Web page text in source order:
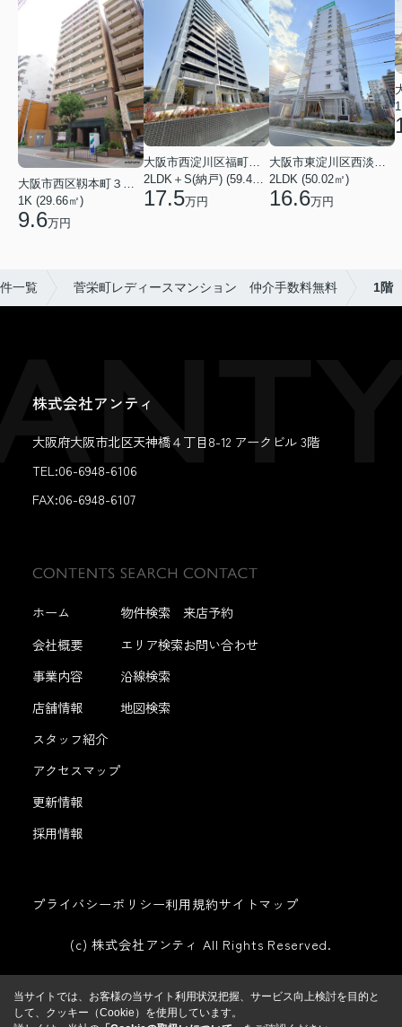
1K (29.66㎡)
9.6万円
大阪市西淀川区福町２丁目
2LDK＋S(納戸) (59.48㎡)
17.5万円
大阪市東淀川区西淡路１丁目
2LDK (50.02㎡)
16.6万円
一覧 菅栄町レディースマンション 仲介手数料無料 1階
株式会社アンティ
大阪府大阪市北区天神橋４丁目8-12 アークビル 3階
TEL:06-6948-6106
FAX:06-6948-6107
ホーム
会社概要
事業内容
店舗情報
スタッフ紹介
アクセスマップ
更新情報
採用情報
物件検索
エリア検索
沿線検索
地図検索
来店予約
お問い合わせ
プライバシーポリシー利用規約サイトマップ
(c) 株式会社アンティ All Rights Reserved.
当サイトでは、お客様の当サイト利用状況把握、サービス向上検討を目的と
して、クッキー（Cookie）を使用しています。